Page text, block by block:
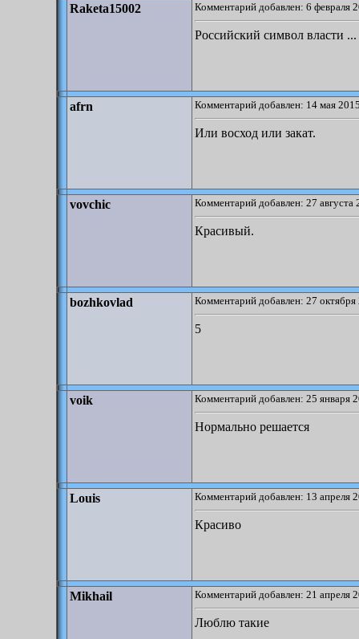
Raketa15002 Комментарий добавлен: 6 февраля
Российский символ власти ...
afrn Комментарий добавлен: 14 мая
Или восход или закат.
vovchic Комментарий добавлен: 27 августа
Красивый.
bozhkovlad Комментарий добавлен: 27
5
voik Комментарий добавлен: 25 января
Нормально решается
Louis Комментарий добавлен: 13 апреля
Красиво
Mikhail Комментарий добавлен: 21 апреля
Люблю такие